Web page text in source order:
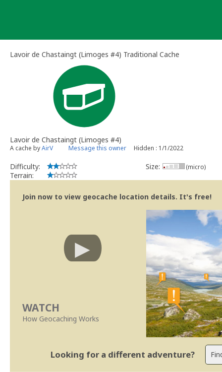
Lavoir de Chastaingt (Limoges #4) Traditional Cache
Lavoir de Chastaingt (Limoges #4)
A cache byAirV Message this owner Hidden : 1/1/2022
Difficulty:
Terrain:
Size: (micro)
Join now to view geocache location details. It's free!
WATCH
How Geocaching Works
Looking for a different adventure?